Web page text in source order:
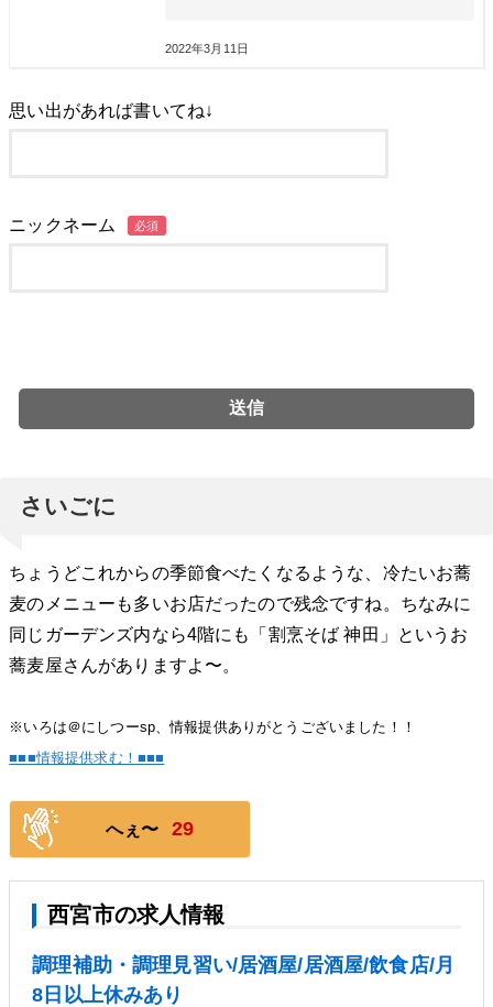
2022年3月11日
思い出があれば書いてね↓
ニックネーム 必須
さいごに
ちょうどこれからの季節食べたくなるような、冷たいお蕎
麦のメニューも多いお店だったので残念ですね。ちなみに
同じガーデンズ内なら4階にも「割烹そば 神田」というお
蕎麦屋さんがありますよ〜。
※いろは＠にしつーsp、情報提供ありがとうございました！！
■■■情報提供求む！■■■
へぇ〜 29
西宮市の求人情報
調理補助・調理見習い/居酒屋/居酒屋/飲食店/月
8日以上休みあり